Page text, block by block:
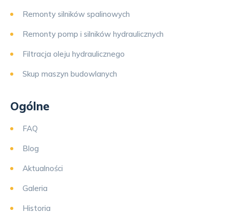
Remonty silników spalinowych
Remonty pomp i silników hydraulicznych
Filtracja oleju hydraulicznego
Skup maszyn budowlanych
Ogólne
FAQ
Blog
Aktualności
Galeria
Historia